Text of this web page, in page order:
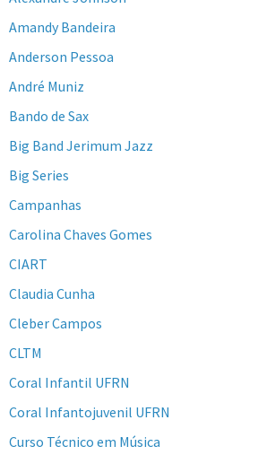
Amandy Bandeira
Anderson Pessoa
André Muniz
Bando de Sax
Big Band Jerimum Jazz
Big Series
Campanhas
Carolina Chaves Gomes
CIART
Claudia Cunha
Cleber Campos
CLTM
Coral Infantil UFRN
Coral Infantojuvenil UFRN
Curso Técnico em Música